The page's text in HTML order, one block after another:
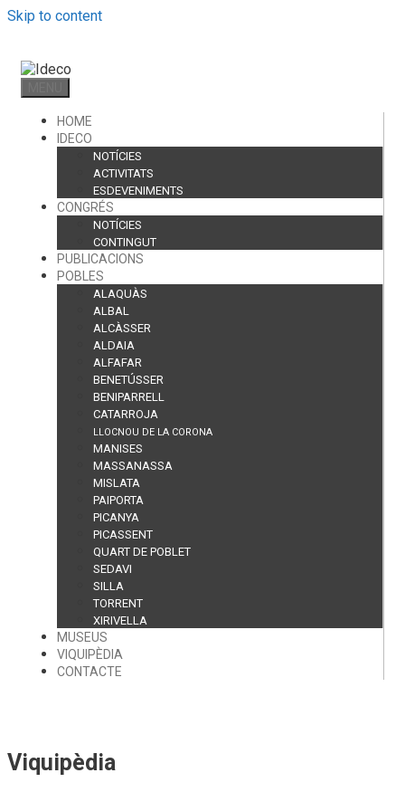
Skip to content
HOME
IDECO
NOTÍCIES
ACTIVITATS
ESDEVENIMENTS
CONGRÉS
NOTÍCIES
CONTINGUT
PUBLICACIONS
POBLES
ALAQUÀS
ALBAL
ALCÀSSER
ALDAIA
ALFAFAR
BENETÚSSER
BENIPARRELL
CATARROJA
LLOCNOU DE LA CORONA
MANISES
MASSANASSA
MISLATA
PAIPORTA
PICANYA
PICASSENT
QUART DE POBLET
SEDAVI
SILLA
TORRENT
XIRIVELLA
MUSEUS
VIQUIPÈDIA
CONTACTE
Viquipèdia